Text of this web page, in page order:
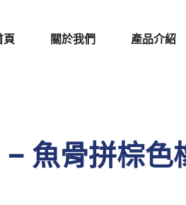
頁 關於我們 產品介紹
魚骨拼棕色